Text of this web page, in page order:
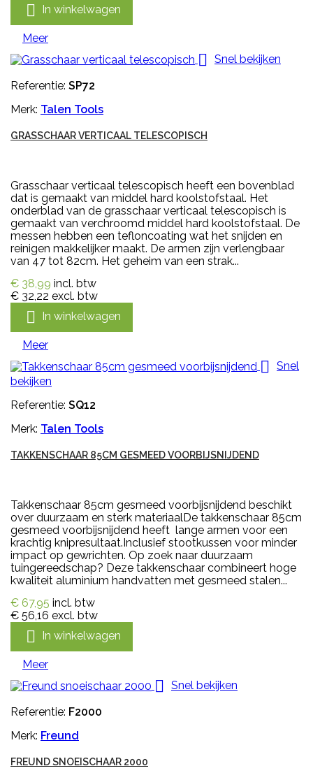
 In winkelwagen
Meer
 Snel bekijken
Referentie: SP72
Merk: Talen Tools
GRASSCHAAR VERTICAAL TELESCOPISCH
Grasschaar verticaal telescopisch heeft een bovenblad
dat is gemaakt van middel hard koolstofstaal. Het
onderblad van de grasschaar verticaal telescopisch is
gemaakt van verchroomd middel hard koolstofstaal. De
messen hebben een tefloncoating wat het snijden en
reinigen makkelijker maakt. De armen zijn verlengbaar
van 47 tot 82cm. Het geheim van een strak...
€ 38,99 incl. btw
€ 32,22 excl. btw
 In winkelwagen
Meer
 Snel
bekijken
Referentie: SQ12
Merk: Talen Tools
TAKKENSCHAAR 85CM GESMEED VOORBIJSNIJDEND
Takkenschaar 85cm gesmeed voorbijsnijdend beschikt
over duurzaam en sterk materiaalDe takkenschaar 85cm
gesmeed voorbijsnijdend heeft lange armen voor een
krachtig knipresultaat.Inclusief stootkussen voor minder
impact op gewrichten. Op zoek naar duurzaam
tuingereedschap? Deze takkenschaar combineert hoge
kwaliteit aluminium handvatten met gesmeed stalen...
€ 67,95 incl. btw
€ 56,16 excl. btw
 In winkelwagen
Meer
 Snel bekijken
Referentie: F2000
Merk: Freund
FREUND SNOEISCHAAR 2000